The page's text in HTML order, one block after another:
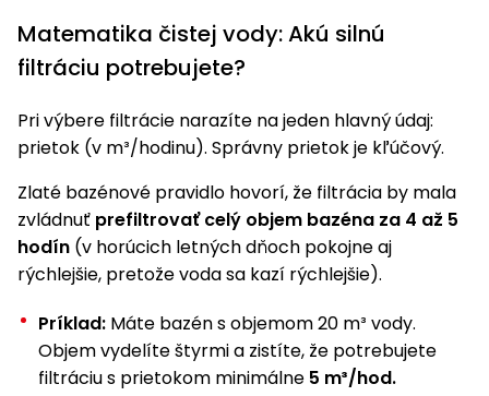
Matematika čistej vody: Akú silnú
filtráciu potrebujete?
Pri výbere filtrácie narazíte na jeden hlavný údaj:
prietok (v m³/hodinu). Správny prietok je kľúčový.
Zlaté bazénové pravidlo hovorí, že filtrácia by mala
zvládnuť prefiltrovať celý objem bazéna za 4 až 5
hodín (v horúcich letných dňoch pokojne aj
rýchlejšie, pretože voda sa kazí rýchlejšie).
Príklad: Máte bazén s objemom 20 m³ vody.
Objem vydelíte štyrmi a zistíte, že potrebujete
filtráciu s prietokom minimálne 5 m³/hod.